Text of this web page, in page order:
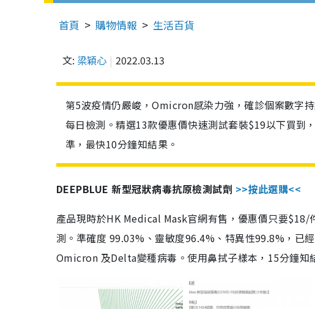
首頁 購物情報 生活百貨
文: 梁穎心 2022.03.13
第5波疫情仍嚴峻，Omicron感染力強，確診個案數字
每日檢測。精選13款優惠價快速測試套裝$19以下買到
準，最快10分鐘知結果。
DEEPBLUE 新型冠狀病毒抗原檢測試劑 >>按此選購<<
產品現時於HK Medical Mask官網有售，優惠價只要
測。準確度 99.03%、靈敏度96.4%、特異性99.8%，已
Omicron 及Delta變種病毒。使用鼻拭子樣本，15分鐘知